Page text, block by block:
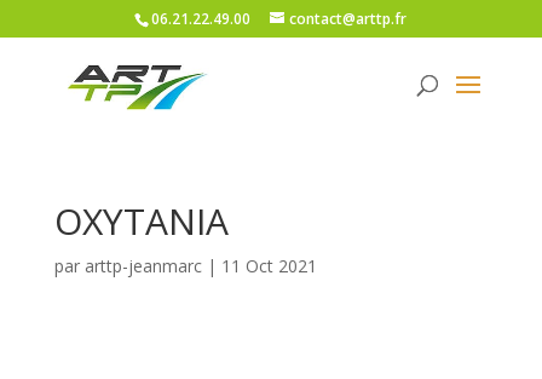
06.21.22.49.00 contact@arttp.fr
OXYTANIA
par arttp-jeanmarc| 11 Oct 2021